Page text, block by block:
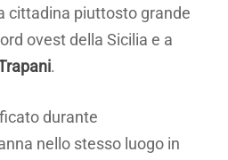
cittadina piuttosto grande
ovest della Sicilia e a
.
durante
nello stesso luogo in